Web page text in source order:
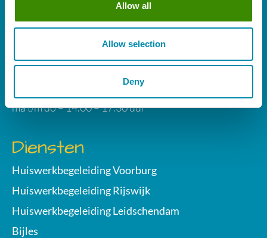
Allow all
Allow selection
Deny
Studiehonk
ma t/m do – 14.00 – 17.30 uur
Diensten
Huiswerkbegeleiding Voorburg
Huiswerkbegeleiding Rijswijk
Huiswerkbegeleiding Leidschendam
Bijles